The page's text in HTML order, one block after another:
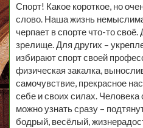
Спорт! Какое короткое, но
слово. Наша жизнь
черпает в спорте что-то
зрелище. Для других –
избирают спорт своей
физическая закалка,
самочувствие, прекрасное
себе и своих силах. Человека
можно узнать сразу –
бодрый, весёлый,